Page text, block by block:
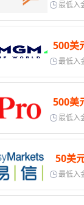
最低入
500美
最低入
500美
最低入
50美
最低入